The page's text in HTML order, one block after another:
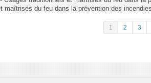
maîtrisés du feu dans la prévention des
1 2 3